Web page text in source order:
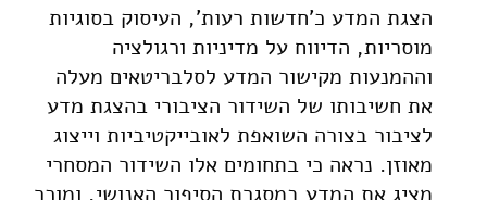
הצגת המדע כ'חדשות רעות', העיסוק בסוגיות
מוסריות, הדיווח על מדיניות ורגולציה
וההמנעות מקישור המדע לסלבריטאים מעלה
את חשיבותו של השידור הציבורי בהצגת מדע
לציבור בצורה השואפת לאובייקטיביות וייצוג
מאוזן. נראה כי בתחומים אלו השידור המסחרי